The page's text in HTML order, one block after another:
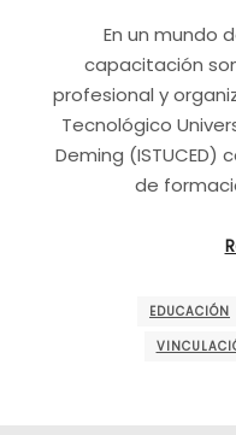
En un mundo
capacitación
profesional y
Tecnológico
Deming (ISTUCED)
de
EDUCACIÓN